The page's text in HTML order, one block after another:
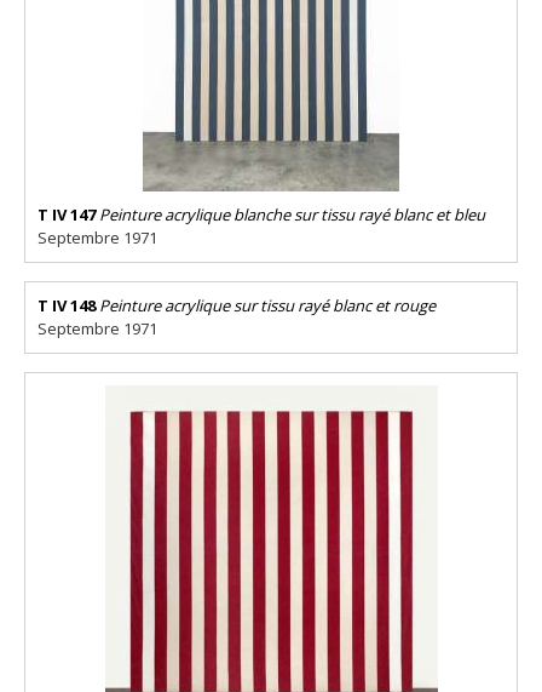
T IV 147 Peinture acrylique blanche sur tissu rayé blanc et bleu
Septembre 1971
T IV 148 Peinture acrylique sur tissu rayé blanc et rouge
Septembre 1971